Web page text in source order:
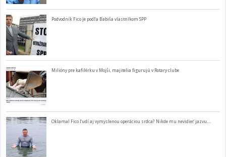
Podvodník Fico je podľa Babiša vlastníkom SPP
Milióny pre kafilérku v Mojši, majitelia figurujú v Rotary clube
Oklamal Fico ľudí aj vymyslenou operáciou srdca? Nikde mu nevidieť jazvu…